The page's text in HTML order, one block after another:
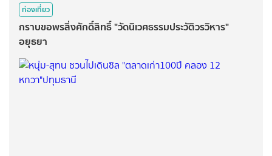
ท่องเที่ยว
กราบขอพรสิ่งศักดิ์สิทธิ์ "วัดนิเวศธรรมประวัติวรวิหาร"
อยุธยา